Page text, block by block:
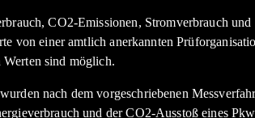
CO2-Emissionen, Stromverbrauch
von einer amtlich anerkannten
sind möglich.
nach dem vorgeschriebenen
und der CO2-Ausstoß eines